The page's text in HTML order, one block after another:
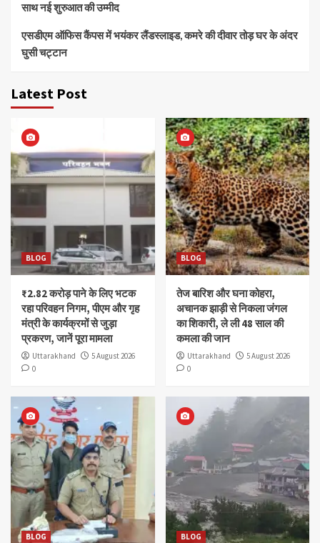
साथ नई शुरुआत की उम्मीद
एसडीएम ऑफिस कैंपस में भयंकर लैंडस्लाइड, कमरे की दीवार तोड़ घर के अंदर
घुसी चट्टान
Latest Post
BLOG
₹2.82 करोड़ पाने के लिए भटक
रहा परिवहन निगम, पीएम और गृह
मंत्री के कार्यक्रमों से जुड़ा
प्रकरण, जानें पूरा मामला
Uttarakhand
5 August 2026
0
BLOG
तेज बारिश और घना कोहरा,
अचानक झाड़ी से निकला जंगल
का शिकारी, ले ली 48 साल की
कमला की जान
Uttarakhand
5 August 2026
0
BLOG BLOG